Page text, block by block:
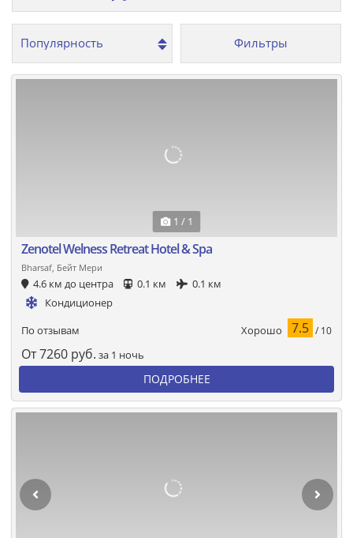
Фильтры
1 / 1
Zenotel Welness Retreat Hotel & Spa
Bharsaf, Бейт Мери
4.6 км до центра 0.1 км
0.1 км
Кондиционер
По отзывам Хорошо 7.5 / 10
От7260 руб. за 1 ночь
ПОДРОБНЕЕ